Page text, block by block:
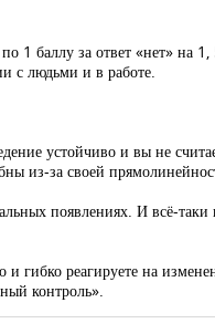
1 баллу за ответ «нет»
с людьми и в работе.
устойчиво и вы не
из-за своей
появлениях. И всё-
гибко реагируете на
контроль».